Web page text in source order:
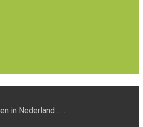
in Nederland . . .